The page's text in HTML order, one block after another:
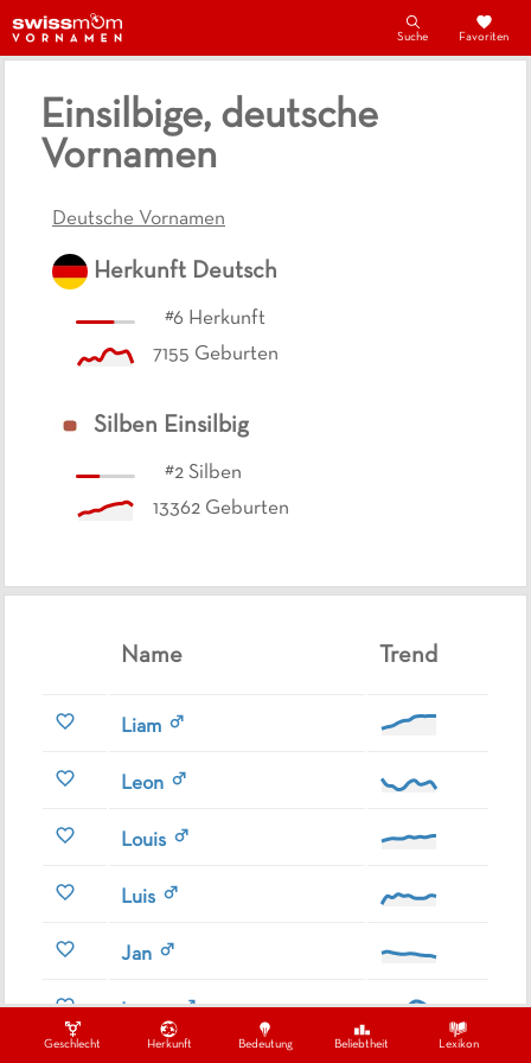
Geschlecht Herkunft Bedeutung Beliebtheit Lexikon
Suche Favoriten
Einsilbige, deutsche
Vornamen
Deutsche Vornamen
Herkunft Deutsch
#6 Herkunft
7155 Geburten
Silben Einsilbig
#2 Silben
13362 Geburten
Name Trend
Liam
Leon
Louis
Luis
Jan
Lenny